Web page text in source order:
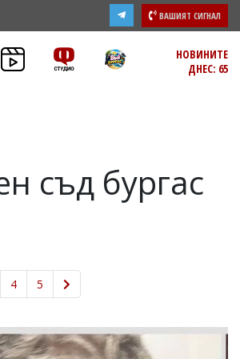
ВАШИЯТ СИГНАЛ
НОВИНИТЕ
ДНЕС: 65
съд бургас
4 5